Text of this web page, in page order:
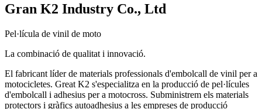
Gran K2 Industry Co., Ltd
Pel·lícula de vinil de moto
La combinació de qualitat i innovació.
El fabricant líder de materials professionals d'embolcall de vinil per a
motocicletes. Great K2 s'especialitza en la producció de pel·lícules
d'embolcall i adhesius per a motocross. Subministrem els materials
protectors i gràfics autoadhesius a les empreses de producció